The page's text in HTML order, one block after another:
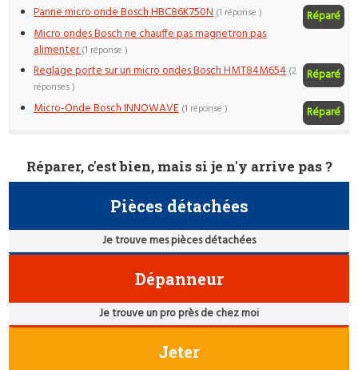
Panne micro onde Bosch HBC86K750N Réparé
(1 réponse )
Micro ondes Bosch ne chauffe pas magnetron pas
alimenter(1 réponse )
Reglage porte sur un micro ondes Bosch HMT84M654 Réparé
(2
réponses )
Micro-Onde Bosch INNOWAVE Réparé
(1 réponse )
Réparer, c'est bien, mais si je n'y arrive pas ?
Pièces détachées
Je trouve mes pièces détachées
Dépanneur
Je trouve un pro près de chez moi
Jeter